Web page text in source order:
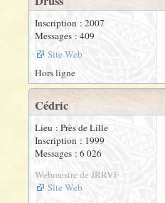
Inscription : 2007
Messages : 409
Site Web
Hors ligne
Cédric
Lieu : Près de Lille
Inscription : 1999
Messages : 6 026
Webmestre de JRRVF
Site Web